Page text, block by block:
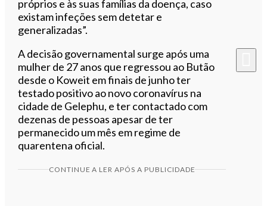
próprios e às suas famílias da doença, caso
existam infeções sem detetar e
generalizadas”.
A decisão governamental surge após uma
mulher de 27 anos que regressou ao Butão
desde o Koweit em finais de junho ter
testado positivo ao novo coronavírus na
cidade de Gelephu, e ter contactado com
dezenas de pessoas apesar de ter
permanecido um mês em regime de
quarentena oficial.
CONTINUE A LER APÓS A PUBLICIDADE